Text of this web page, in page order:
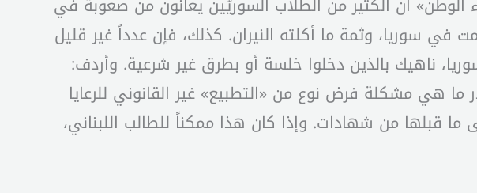
في سوريا، وثمة ما أكلته النيران. كذلك، فإن عدداً غير قليل
ناهيك بالذين دخلوا خلسة أو بطرق غير شرعية. وأردف:
ما هي مشكلة فرض نوع من «التطبيع» غير القانوني للرعايا
قبلها من شهادات. وإذا كان هذا ممكناً للطالب اللبناني،